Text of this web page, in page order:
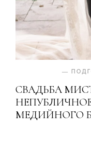
—
СВАДЬБА
МЕДИЙНОГО